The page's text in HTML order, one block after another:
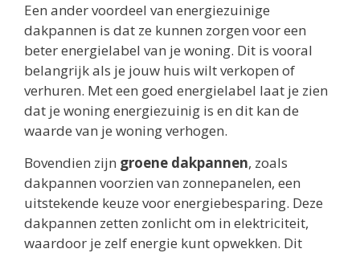
Een ander voordeel van energiezuinige
dakpannen is dat ze kunnen zorgen voor een
beter energielabel van je woning. Dit is vooral
belangrijk als je jouw huis wilt verkopen of
verhuren. Met een goed energielabel laat je zien
dat je woning energiezuinig is en dit kan de
waarde van je woning verhogen.
Bovendien zijn groene dakpannen, zoals
dakpannen voorzien van zonnepanelen, een
uitstekende keuze voor energiebesparing. Deze
dakpannen zetten zonlicht om in elektriciteit,
waardoor je zelf energie kunt opwekken. Dit